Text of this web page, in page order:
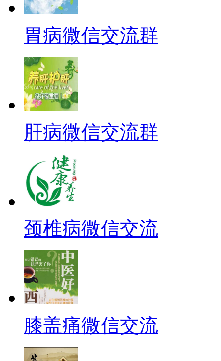
胃病微信交流群
肝病微信交流群
颈椎病微信交流
膝盖痛微信交流